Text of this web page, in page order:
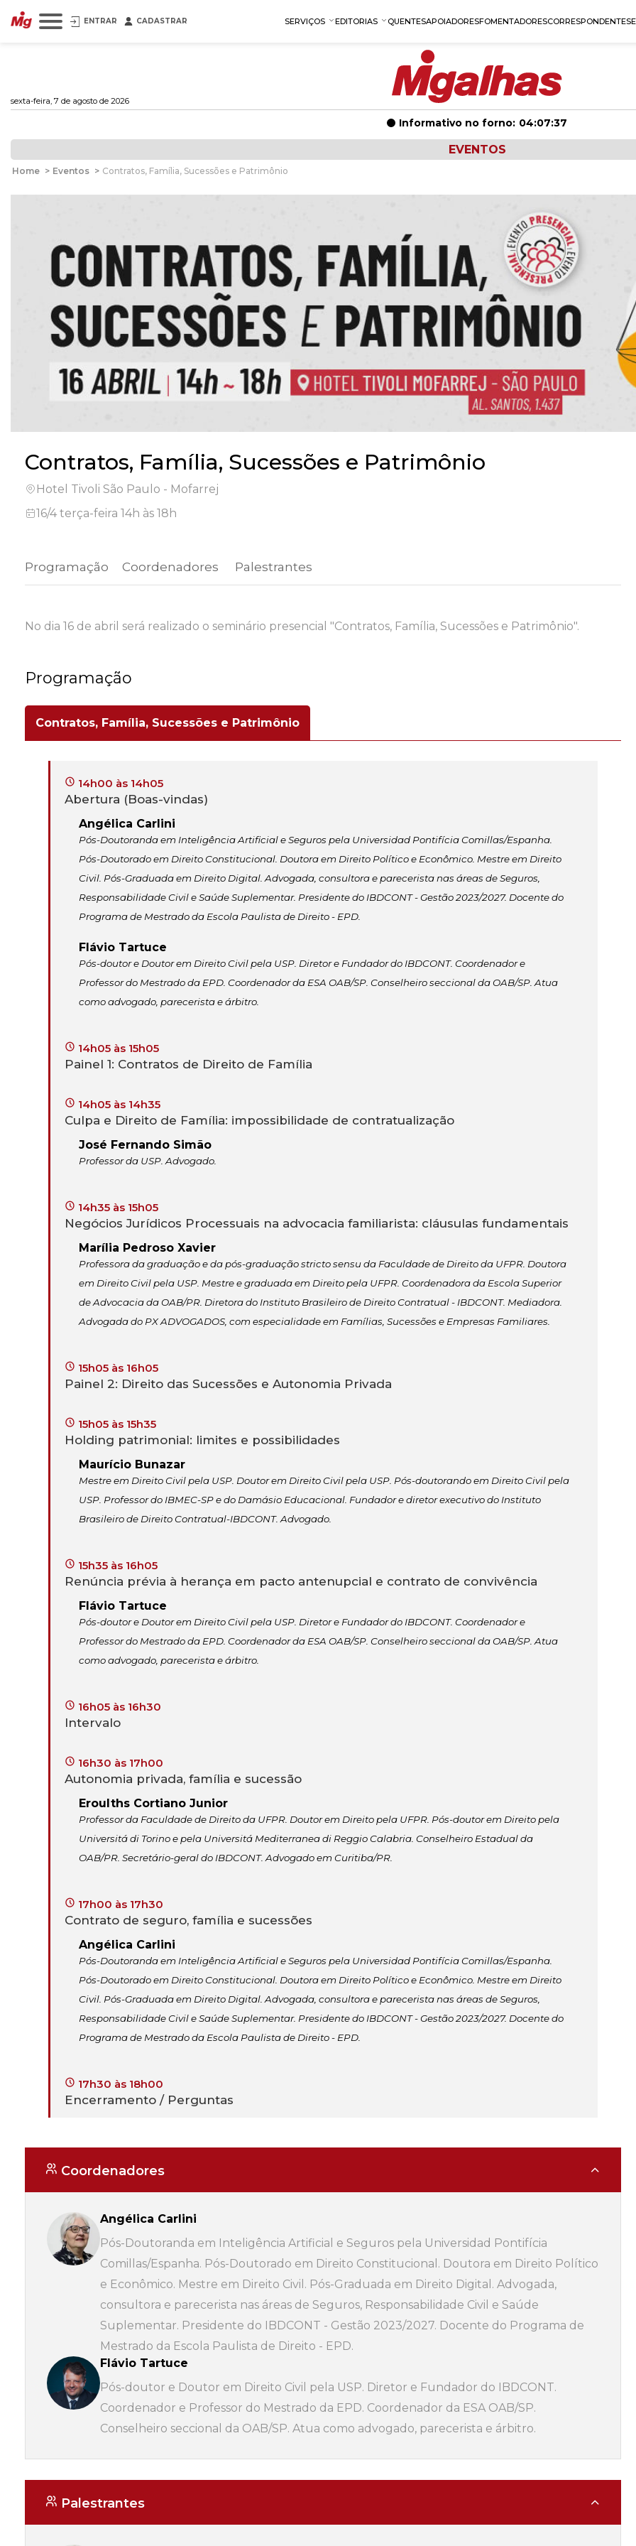
ENTRAR CADASTRAR SERVIÇOS EDITORIAS QUENTESAPOIADORESFOMENTADORESCORRESPONDENTES
sexta-feira, 7 de agosto de 2026
Informativo no forno: 04:07:37
EVENTOS
Home > Eventos > Contratos, Família, Sucessões e Patrimônio
Contratos, Família, Sucessões e Patrimônio
Hotel Tivoli São Paulo - Mofarrej
16/4 terça-feira 14h às 18h
Programação Coordenadores Palestrantes
No dia 16 de abril será realizado o seminário presencial "Contratos, Família, Sucessões e Patrimônio".
Programação
Contratos, Família, Sucessões e Patrimônio
14h00 às 14h05
Abertura (Boas-vindas)
Angélica Carlini
Pós-Doutoranda em Inteligência Artificial e Seguros pela Universidad Pontifícia Comillas/Espanha.
Pós-Doutorado em Direito Constitucional. Doutora em Direito Político e Econômico. Mestre em Direito
Civil. Pós-Graduada em Direito Digital. Advogada, consultora e parecerista nas áreas de Seguros,
Responsabilidade Civil e Saúde Suplementar. Presidente do IBDCONT - Gestão 2023/2027. Docente do
Programa de Mestrado da Escola Paulista de Direito - EPD.
Flávio Tartuce
Pós-doutor e Doutor em Direito Civil pela USP. Diretor e Fundador do IBDCONT. Coordenador e
Professor do Mestrado da EPD. Coordenador da ESA OAB/SP. Conselheiro seccional da OAB/SP. Atua
como advogado, parecerista e árbitro.
14h05 às 15h05
Painel 1: Contratos de Direito de Família
14h05 às 14h35
Culpa e Direito de Família: impossibilidade de contratualização
José Fernando Simão
Professor da USP. Advogado.
14h35 às 15h05
Negócios Jurídicos Processuais na advocacia familiarista: cláusulas fundamentais
Marília Pedroso Xavier
Professora da graduação e da pós-graduação stricto sensu da Faculdade de Direito da UFPR. Doutora
em Direito Civil pela USP. Mestre e graduada em Direito pela UFPR. Coordenadora da Escola Superior
de Advocacia da OAB/PR. Diretora do Instituto Brasileiro de Direito Contratual - IBDCONT. Mediadora.
Advogada do PX ADVOGADOS, com especialidade em Famílias, Sucessões e Empresas Familiares.
15h05 às 16h05
Painel 2: Direito das Sucessões e Autonomia Privada
15h05 às 15h35
Holding patrimonial: limites e possibilidades
Maurício Bunazar
Mestre em Direito Civil pela USP. Doutor em Direito Civil pela USP. Pós-doutorando em Direito Civil pela
USP. Professor do IBMEC-SP e do Damásio Educacional. Fundador e diretor executivo do Instituto
Brasileiro de Direito Contratual-IBDCONT. Advogado.
15h35 às 16h05
Renúncia prévia à herança em pacto antenupcial e contrato de convivência
Flávio Tartuce
Pós-doutor e Doutor em Direito Civil pela USP. Diretor e Fundador do IBDCONT. Coordenador e
Professor do Mestrado da EPD. Coordenador da ESA OAB/SP. Conselheiro seccional da OAB/SP. Atua
como advogado, parecerista e árbitro.
16h05 às 16h30
Intervalo
16h30 às 17h00
Autonomia privada, família e sucessão
Eroulths Cortiano Junior
Professor da Faculdade de Direito da UFPR. Doutor em Direito pela UFPR. Pós-doutor em Direito pela
Universitá di Torino e pela Universitá Mediterranea di Reggio Calabria. Conselheiro Estadual da
OAB/PR. Secretário-geral do IBDCONT. Advogado em Curitiba/PR.
17h00 às 17h30
Contrato de seguro, família e sucessões
Angélica Carlini
Pós-Doutoranda em Inteligência Artificial e Seguros pela Universidad Pontifícia Comillas/Espanha.
Pós-Doutorado em Direito Constitucional. Doutora em Direito Político e Econômico. Mestre em Direito
Civil. Pós-Graduada em Direito Digital. Advogada, consultora e parecerista nas áreas de Seguros,
Responsabilidade Civil e Saúde Suplementar. Presidente do IBDCONT - Gestão 2023/2027. Docente do
Programa de Mestrado da Escola Paulista de Direito - EPD.
17h30 às 18h00
Encerramento / Perguntas
Coordenadores
Angélica Carlini
Pós-Doutoranda em Inteligência Artificial e Seguros pela Universidad Pontifícia
Comillas/Espanha. Pós-Doutorado em Direito Constitucional. Doutora em Direito Político
e Econômico. Mestre em Direito Civil. Pós-Graduada em Direito Digital. Advogada,
consultora e parecerista nas áreas de Seguros, Responsabilidade Civil e Saúde
Suplementar. Presidente do IBDCONT - Gestão 2023/2027. Docente do Programa de
Mestrado da Escola Paulista de Direito - EPD.
Flávio Tartuce
Pós-doutor e Doutor em Direito Civil pela USP. Diretor e Fundador do IBDCONT.
Coordenador e Professor do Mestrado da EPD. Coordenador da ESA OAB/SP.
Conselheiro seccional da OAB/SP. Atua como advogado, parecerista e árbitro.
Palestrantes